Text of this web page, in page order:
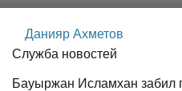
Данияр Ахметов
Служба новостей
Бауыржан Исламхан забил